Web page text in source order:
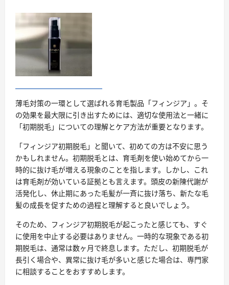
薄毛対策の一環として選ばれる育毛製品「フィンジア」。そ
の効果を最大限に引き出すためには、適切な使用法と一緒に
「初期脱毛」についての理解とケア方法が重要となります。
「フィンジア初期脱毛」と聞いて、初めての方は不安に思う
かもしれません。初期脱毛とは、育毛剤を使い始めてから一
時的に抜け毛が増える現象のことを指します。しかし、これ
は育毛剤が効いている証拠とも言えます。頭皮の新陳代謝が
活発化し、休止期にあった毛髪が一斉に抜け落ち、新たな毛
髪の成長を促すための過程と理解すると良いでしょう。
そのため、フィンジア初期脱毛が起こったと感じても、すぐ
に使用を中止する必要はありません。一時的な現象である初
期脱毛は、通常は数ヶ月で終息します。ただし、初期脱毛が
長引く場合や、異常に抜け毛が多いと感じた場合は、専門家
に相談することをおすすめします。